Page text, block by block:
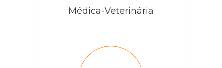
Médica-Veterinária